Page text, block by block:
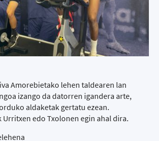
Amorebietako lehen taldearen lan
izango da datorren igandera arte,
aldaketak gertatu ezean.
edo Txolonen egin ahal dira.